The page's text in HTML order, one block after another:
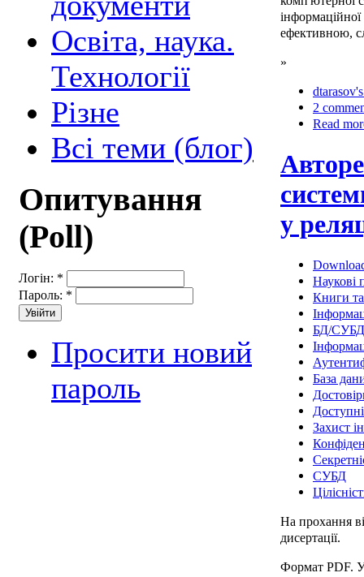
Освіта, наука.
Технології
Різне
Всі теми (блог)
Опитування
(Poll)
Логін: *
Пароль: *
Просити новий
пароль
ефективною,
»
2
Read
у
Наукові
Книги та
БД/СУБД
База
Захист
СУБД
На прохання
дисертації.
Формат PDF.